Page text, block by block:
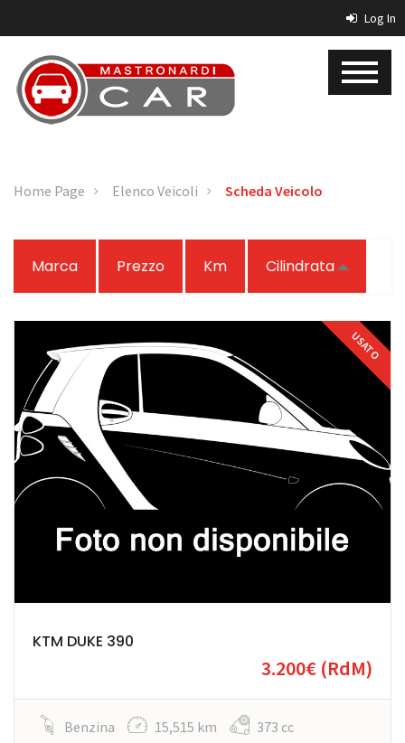
Log In
Home Page Elenco Veicoli Scheda Veicolo
Marca Prezzo Km Cilindrata
USATO
KTM DUKE 390
3.200€ (RdM)
Benzina 15,515 km 373 cc